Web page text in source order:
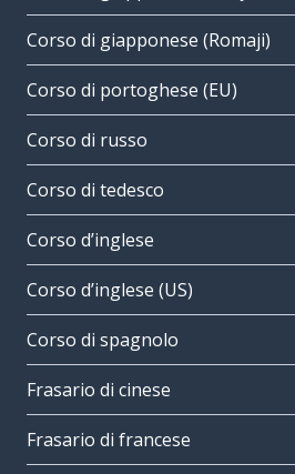
Corso di giapponese (Romaji)
Corso di portoghese (EU)
Corso di russo
Corso di tedesco
Corso d’inglese
Corso d’inglese (US)
Corso di spagnolo
Frasario di cinese
Frasario di francese